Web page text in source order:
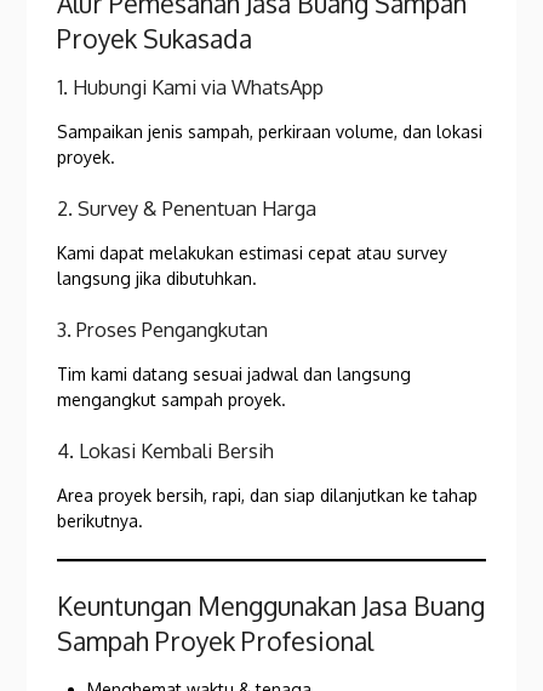
Proyek Sukasada
1. Hubungi Kami via WhatsApp
Sampaikan jenis sampah, perkiraan volume, dan lokasi
proyek.
2. Survey & Penentuan Harga
Kami dapat melakukan estimasi cepat atau survey
langsung jika dibutuhkan.
3. Proses Pengangkutan
Tim kami datang sesuai jadwal dan langsung
mengangkut sampah proyek.
4. Lokasi Kembali Bersih
Area proyek bersih, rapi, dan siap dilanjutkan ke tahap
berikutnya.
Keuntungan Menggunakan Jasa Buang
Sampah Proyek Profesional